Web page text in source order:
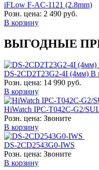
iFLow F-AC-1121 (2.8mm)
Розн. цена: 2 490 руб.
В корзину
ВЫГОДНЫЕ
DS-2CD2T23G2-4I (4мм) В
Розн. цена: 14 990 руб.
В корзину
HiWatch IPC-T042C-G2/
Розн. цена: Звоните
В корзину
DS-2CD2543G0-IWS
Розн. цена: Звоните
В корзину